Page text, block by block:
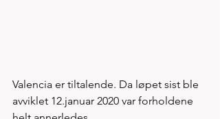
Valencia er tiltalende. Da løpet sist ble
avviklet 12.januar 2020 var forholdene